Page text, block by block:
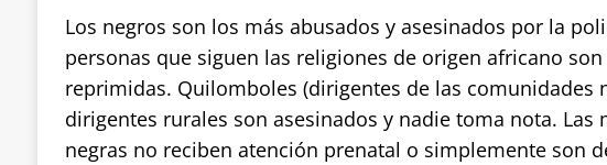
Los negros son los más abusados ​​y asesinados por la
personas que siguen las religiones de origen africano
reprimidas. Quilomboles (dirigentes de las comunidades
dirigentes rurales son asesinados y nadie toma nota. Las
negras no reciben atención prenatal o simplemente son